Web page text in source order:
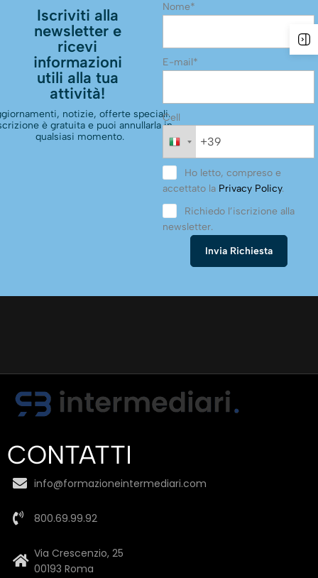
Iscriviti alla
newsletter e
ricevi
informazioni
utili alla tua
attività!
notizie, offerte speciali.
è gratuita e puoi annullarla in
qualsiasi momento.
Nome*
E-mail*
Cell
Ho letto, compreso e
accettato la Privacy Policy.
Richiedo l’iscrizione alla
newsletter.
CONTATTI
info@formazioneintermediari.com
800.69.99.92
Via Crescenzio, 25
00193 Roma